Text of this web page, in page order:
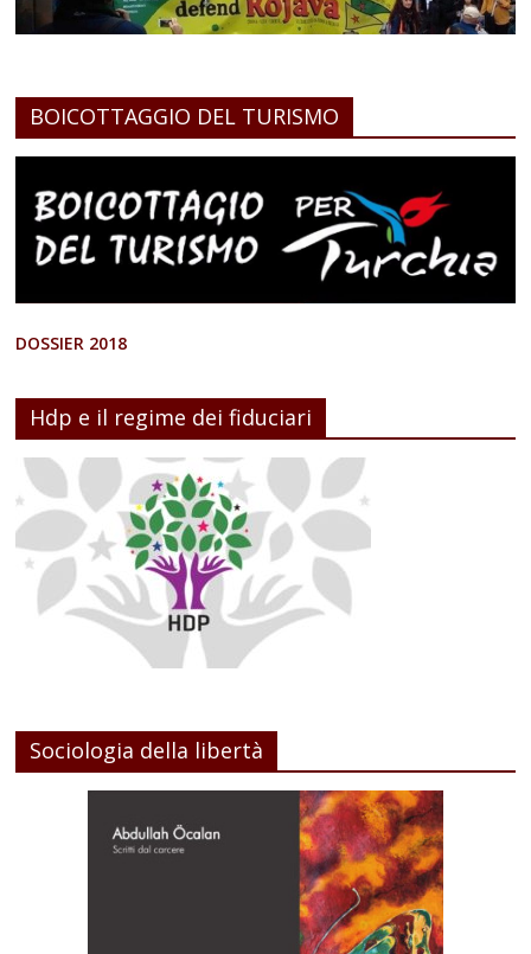
BOICOTTAGGIO DEL TURISMO
DOSSIER 2018
Hdp e il regime dei fiduciari
Sociologia della libertà